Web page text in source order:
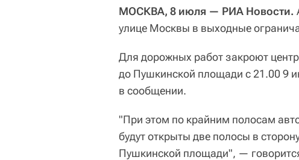
МОСКВА, 8 июля — РИА Новости.
улице Москвы в выходные
Для дорожных работ закроют
до Пушкинской площади с 21.00 9
в сообщении.
"При этом по крайним полосам
будут открыты две полосы в
Пушкинской площади", —